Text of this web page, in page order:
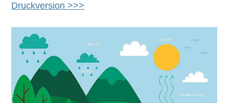
Druckversion >>>